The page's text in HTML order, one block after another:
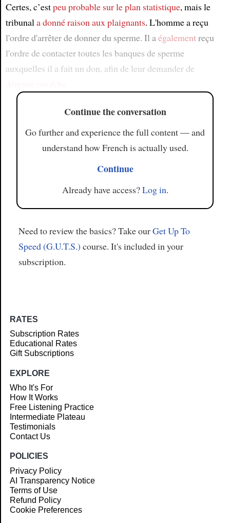
Certes, c’estpeu probable sur le plan statistique, mais le
tribunala donné raison aux plaignants. L'homme a reçu
l'ordre d'arrêter de donner du sperme. Il aégalementreçu
l'ordre de contacter toutes les banques de sperme
auxquelles il a fait un don, afin de leur demander de
Continue the conversation
Go further and experience the full content — and
understand how French is actually used.
Continue
Already have access?Log in.
Need to review the basics? Take ourGet Up To
Speed (G.U.T.S.) course. It's included in your
subscription.
RATES
Subscription Rates
Educational Rates
Gift Subscriptions
EXPLORE
Who It's For
How It Works
Free Listening Practice
Intermediate Plateau
Testimonials
Contact Us
POLICIES
Privacy Policy
AI Transparency Notice
Terms of Use
Refund Policy
Cookie Preferences